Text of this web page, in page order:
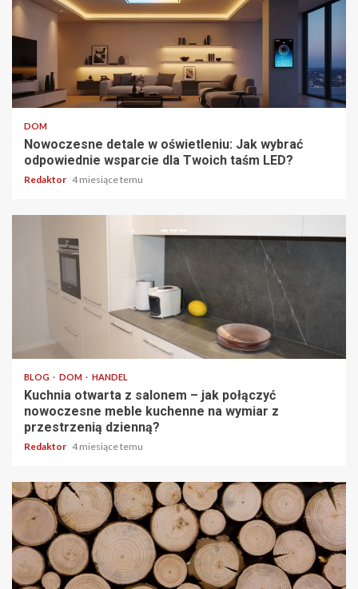
5 min odczytu
DOM
Nowoczesne detale w oświetleniu: Jak wybrać
odpowiednie wsparcie dla Twoich taśm LED?
Redaktor 4 miesiące temu
5 min odczytu
BLOG DOM HANDEL
Kuchnia otwarta z salonem – jak połączyć
nowoczesne meble kuchenne na wymiar z
przestrzenią dzienną?
Redaktor 4 miesiące temu